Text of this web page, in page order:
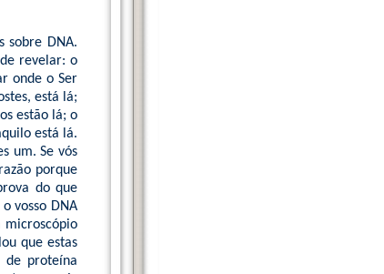
sobre DNA.
revelar: o
onde o Ser
está lá;
estão lá; o
está lá.
um. Se vós
porque
do que
vosso DNA
microscópio
que estas
de proteína